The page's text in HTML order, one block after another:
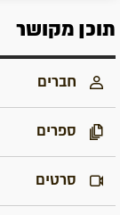
תוכן מקושר
חברים
ספרים
סרטים